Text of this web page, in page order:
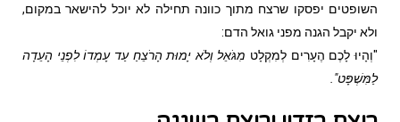
השופטים יפסקו שרצח מתוך כוונה תחילה לא יוכל להישאר במקום,
ולא יקבל הגנה מפני גואל הדם:
"וְהָיוּ לָכֶם הֶעָרִים לְמִקְלָט מִגֹּאֵל וְלֹא יָמוּת הָרֹצֵחַ עַד עָמְדוֹ לִפְנֵי הָעֵדָה
לַמִּשְׁפָּט"